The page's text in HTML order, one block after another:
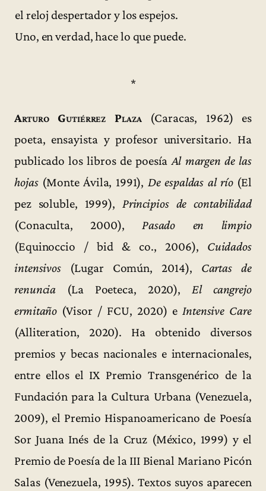
el reloj despertador y los espejos.
Uno, en verdad, hace lo que puede.
*
Arturo Gutiérrez Plaza(Caracas, 1962) es
poeta, ensayista y profesor universitario. Ha
publicado los libros de poesíaAl margen de las
hojas(Monte Ávila, 1991), De espaldas al río(El
pez soluble, 1999), Principios de contabilidad
(Conaculta, 2000), Pasado en limpio
(Equinoccio / bid & co., 2006), Cuidados
intensivos (Lugar Común, 2014), Cartas de
renuncia (La Poeteca, 2020),El cangrejo
ermitaño (Visor / FCU, 2020) eIntensive Care
(Alliteration, 2020). Ha obtenido diversos
premios y becas nacionales e internacionales,
entre ellos el IX Premio Transgenérico de la
Fundación para la Cultura Urbana (Venezuela,
2009), el Premio Hispanoamericano de Poesía
Sor Juana Inés de la Cruz (México, 1999) y el
Premio de Poesía de la III Bienal Mariano Picón
Salas (Venezuela, 1995). Textos suyos aparecen